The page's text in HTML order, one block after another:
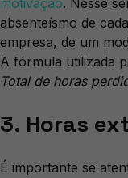
motivação. Nesse
absenteísmo de
empresa, de um
A fórmula utilizada
Total de horas
3. Horas
É importante se